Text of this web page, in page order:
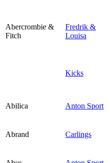
Abercrombie &
Fitch
Fredrik &
Louisa
Kicks
Abilica Anton Sport
Abrand Carlings